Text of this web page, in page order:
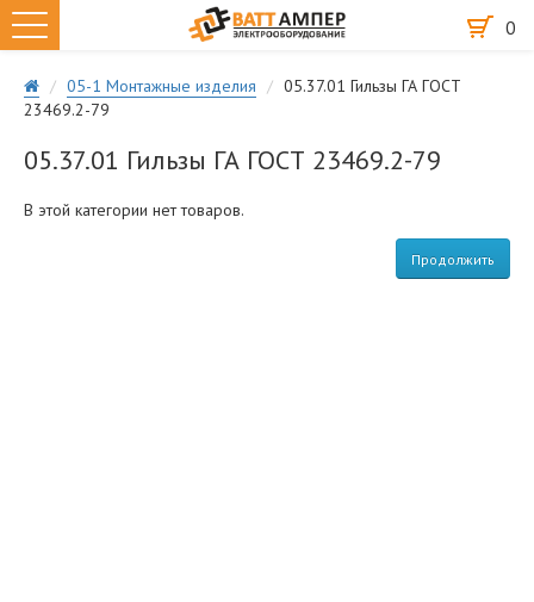
0
05-1 Монтажные изделия
05.37.01 Гильзы ГА ГОСТ
23469.2-79
05.37.01 Гильзы ГА ГОСТ 23469.2-79
В этой категории нет товаров.
Продолжить